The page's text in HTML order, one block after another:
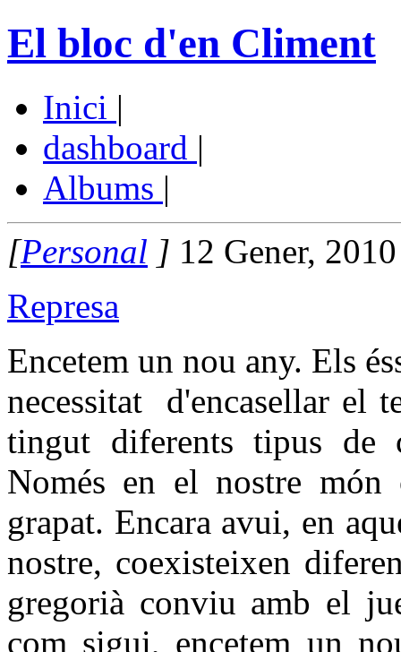
El bloc d'en Climent
Inici |
dashboard |
Albums |
[Personal ] 12 Gener,
Represa
Encetem un nou any. Els
necessitat d'encasellar el
tingut diferents tipus de
Només en el nostre
grapat. Encara avui, en
nostre, coexisteixen
gregorià conviu amb el
com sigui, encetem un